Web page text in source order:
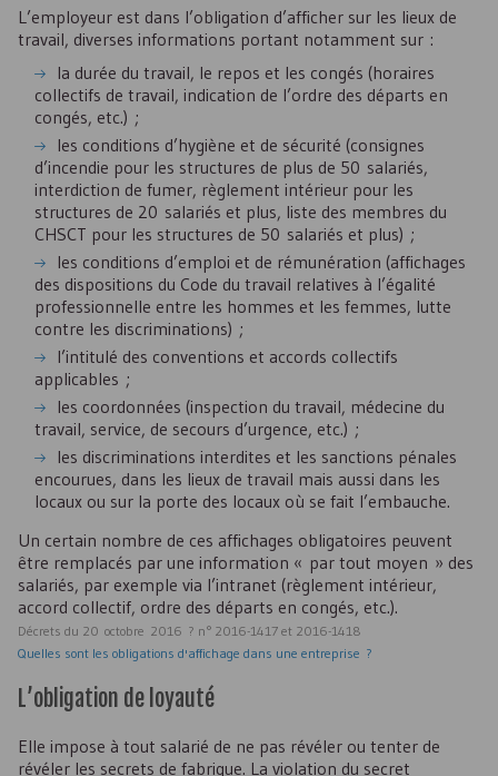
L’employeur est dans l’obligation d’afficher sur les lieux de
travail, diverses informations portant notamment sur :
la durée du travail, le repos et les congés (horaires
collectifs de travail, indication de l’ordre des départs en
congés, etc.) ;
les conditions d’hygiène et de sécurité (consignes
d’incendie pour les structures de plus de 50 salariés,
interdiction de fumer, règlement intérieur pour les
structures de 20 salariés et plus, liste des membres du
CHSCT pour les structures de 50 salariés et plus) ;
les conditions d’emploi et de rémunération (affichages
des dispositions du Code du travail relatives à l’égalité
professionnelle entre les hommes et les femmes, lutte
contre les discriminations) ;
l’intitulé des conventions et accords collectifs
applicables ;
les coordonnées (inspection du travail, médecine du
travail, service, de secours d’urgence, etc.) ;
les discriminations interdites et les sanctions pénales
encourues, dans les lieux de travail mais aussi dans les
locaux ou sur la porte des locaux où se fait l’embauche.
Un certain nombre de ces affichages obligatoires peuvent
être remplacés par une information « par tout moyen » des
salariés, par exemple via l’intranet (règlement intérieur,
accord collectif, ordre des départs en congés, etc.).
Décrets du 20 octobre 2016 ? n° 2016-1417 et 2016-1418
Quelles sont les obligations d'affichage dans une entreprise ?
L’obligation de loyauté
Elle impose à tout salarié de ne pas révéler ou tenter de
révéler les secrets de fabrique. La violation du secret